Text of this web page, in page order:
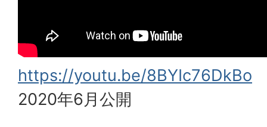
https://youtu.be/8BYIc76DkBo
2020年6月公開